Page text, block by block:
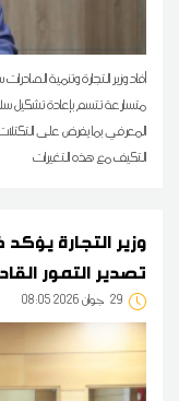
أفاد وزير التجارة وتنمية
متسارعة تتسم بإعادة تشكيل
المعرفي بما يفرض على التكتلات
التكيف مع هذه التغيرات
وزير التجارة
تصدير التمور
29 08:05 2026 جوان